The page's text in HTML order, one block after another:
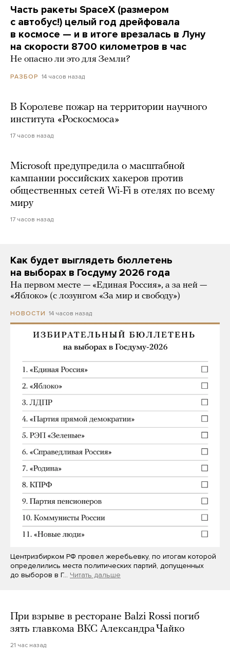
Часть ракеты SpaceX (размером
с автобус!) целый год дрейфовала
в космосе — и в итоге врезалась в Луну
на скорости 8700 километров в час
Не опасно ли это для Земли?
РАЗБОР 14 часов назад
В Королеве пожар на территории научного
института «Роскосмоса»
17 часов назад
Microsoft предупредила о масштабной
кампании российских хакеров против
общественных сетей Wi-Fi в отелях по всему
миру
17 часов назад
Как будет выглядеть бюллетень
на выборах в Госдуму 2026 года
На первом месте — «Единая Россия», а за ней —
«Яблоко» (с лозунгом «За мир и свободу»)
НОВОСТИ 14 часов назад
Центризбирком РФ провел жеребьевку, по итогам которой
определились места политических партий, допущенных
до выборов в Г… Читать дальше
При взрыве в ресторане Balzi Rossi погиб
зять главкома ВКС Александра Чайко
21 час назад